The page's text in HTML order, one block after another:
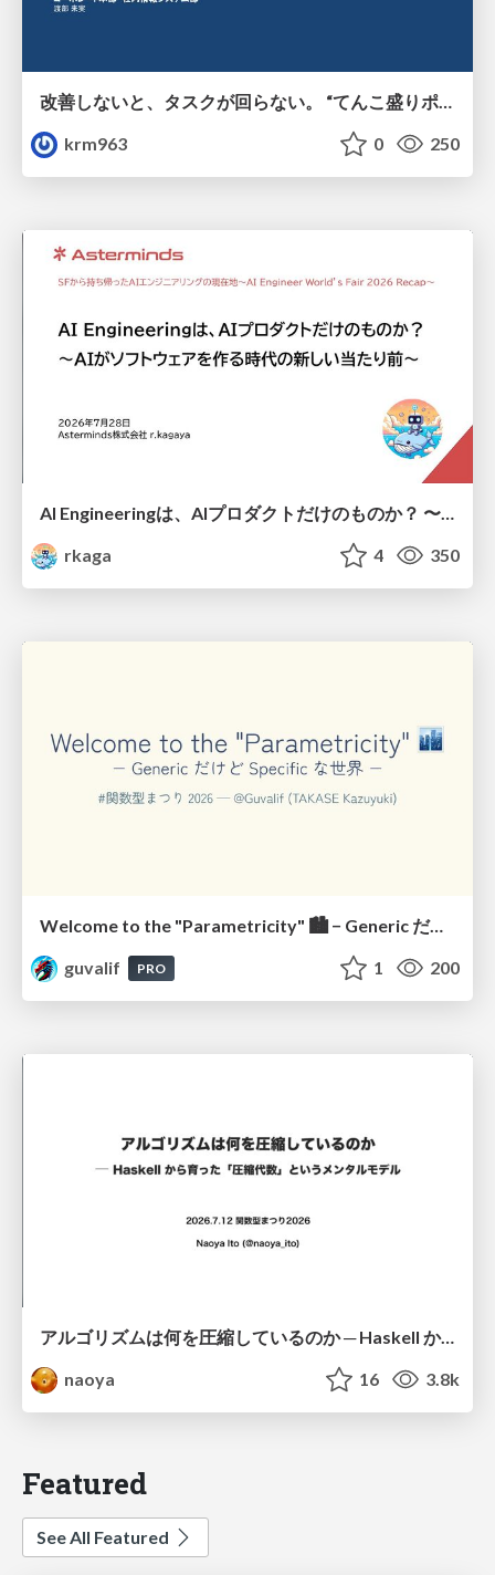
改善しないと、タスクが回らない。 “てんこ盛りポジション” を引き継いだ情シスの、入社3ヶ月の業務改善録
krm963
0 250
AI Engineeringは、AIプロダクトだけのものか？ 〜AIがソフトウェアを作る時代の新しい当たり前〜 / No AI in your product. AI Engineering in your development.
rkaga
4 350
Welcome to the "Parametricity" 🏙️ − Generic だけど Specific な世界 −
guvalif
PRO 1 200
アルゴリズムは何を圧縮しているのか ─ Haskell から育った「圧縮代数」というメンタルモデル
naoya
16 3.8k
Featured
See All Featured